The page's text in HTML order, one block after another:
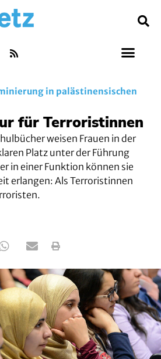
in palästinensischen
für Terroristinnen
weisen Frauen in der
Platz unter der Führung
in einer Funktion können sie
erlangen: Als Terroristinnen